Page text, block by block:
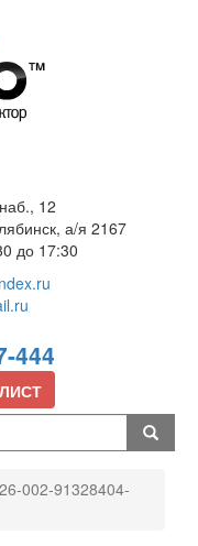
12
а/я 2167
до 17:30
444
002-91328404-